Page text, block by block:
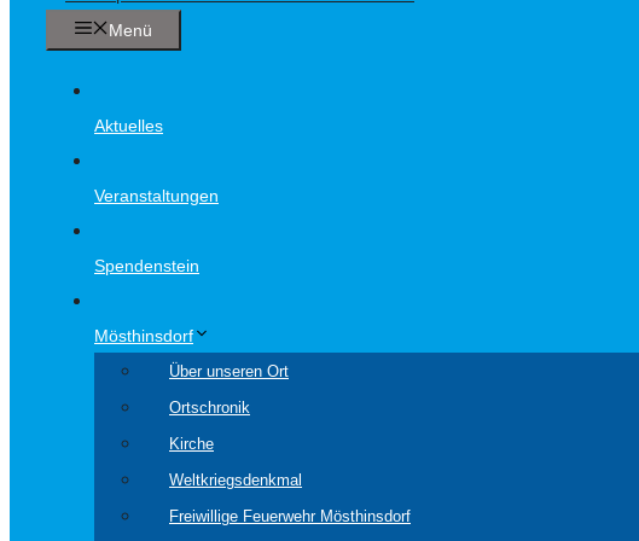
Menü
Aktuelles
Veranstaltungen
Spendenstein
Mösthinsdorf
Über unseren Ort
Ortschronik
Kirche
Weltkriegsdenkmal
Freiwillige Feuerwehr Mösthinsdorf